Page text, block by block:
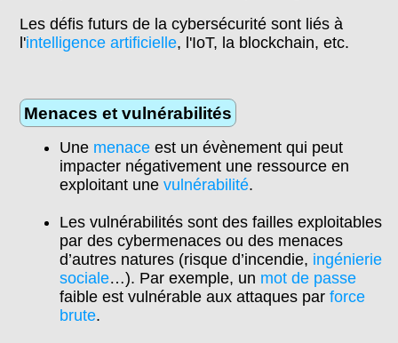
Les défis futurs de la cybersécurité sont liés à
l'intelligence artificielle, l'IoT, la blockchain, etc.
Menaces et vulnérabilités
Une menaceest un évènement qui peut
impacter négativement une ressource en
exploitant une vulnérabilité.
Les vulnérabilités sont des failles exploitables
par des cybermenaces ou des menaces
d’autres natures (risque d’incendie, ingénierie
sociale…). Par exemple, un mot de passe
faible est vulnérable aux attaques par force
brute.